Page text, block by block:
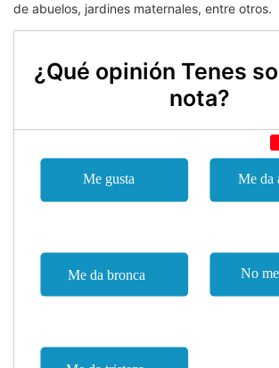
de abuelos, jardines maternales, entre otros.
¿Qué opinión Tenes
nota?